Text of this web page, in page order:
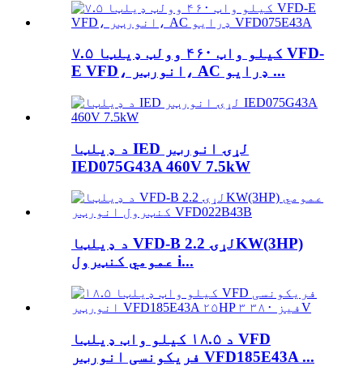
۷.۵ کیلو واټ ۴۶۰ وولټ ډیلټا VFD-
E VFD، انورټر، AC ډرایو ...
د ډیلټا IED لړۍ انورټر
IED075G43A 460V 7.5kW
د ډیلټا VFD-B لړۍ 2.2KW(3HP)
عمومي کنټرول i...
د ۱۸.۵ کیلو واټ ډیلټا VFD
فریکونسی انورټر VFD185E43A ...